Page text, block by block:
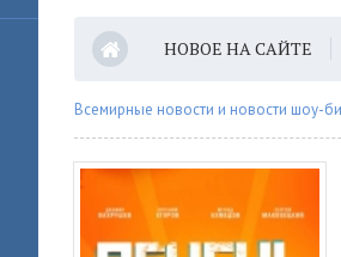
НОВОЕ НА САЙТЕ
Всемирные новости и новости шоу-